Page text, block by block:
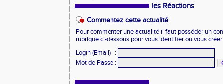
les Réactions
Commentez cette actualité
Pour commenter une actualité il faut posséder un
rubrique ci-dessous pour vous identifier ou vous
Login (Email)
:
Mot de Passe :